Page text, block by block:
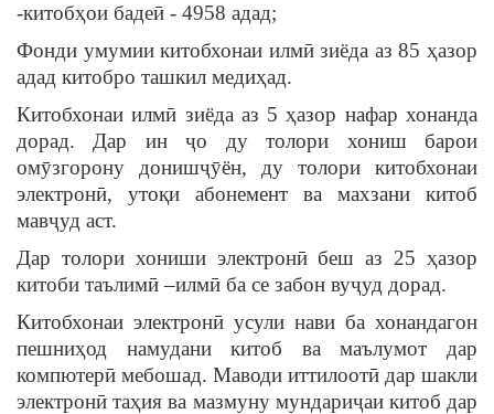
-китобҳои бадеӣ - 4958 адад;
Фонди умумии китобхонаи илмӣ зиёда аз 85 ҳазор
адад китобро ташкил медиҳад.
Китобхонаи илмӣ зиёда аз 5 ҳазор нафар хонанда
дорад. Дар ин ҷо ду толори хониш барои
омӯзгорону донишҷӯён, ду толори китобхонаи
электронӣ, утоқи абонемент ва махзани китоб
мавҷуд аст.
Дар толори хониши электронӣ беш аз 25 ҳазор
китоби таълимӣ –илмӣ ба се забон вуҷуд дорад.
Китобхонаи электронӣ усули нави ба хонандагон
пешниҳод намудани китоб ва маълумот дар
компютерӣ мебошад. Маводи иттилоотӣ дар шакли
электронӣ таҳия ва мазмуну мундариҷаи китоб дар